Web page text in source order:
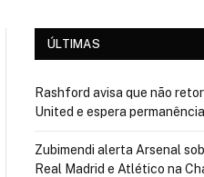
ÚLTIMAS
Rashford avisa que não
United e espera
Zubimendi alerta Arsenal
Real Madrid e Atlético na